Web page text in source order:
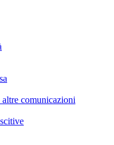
comunicazioni